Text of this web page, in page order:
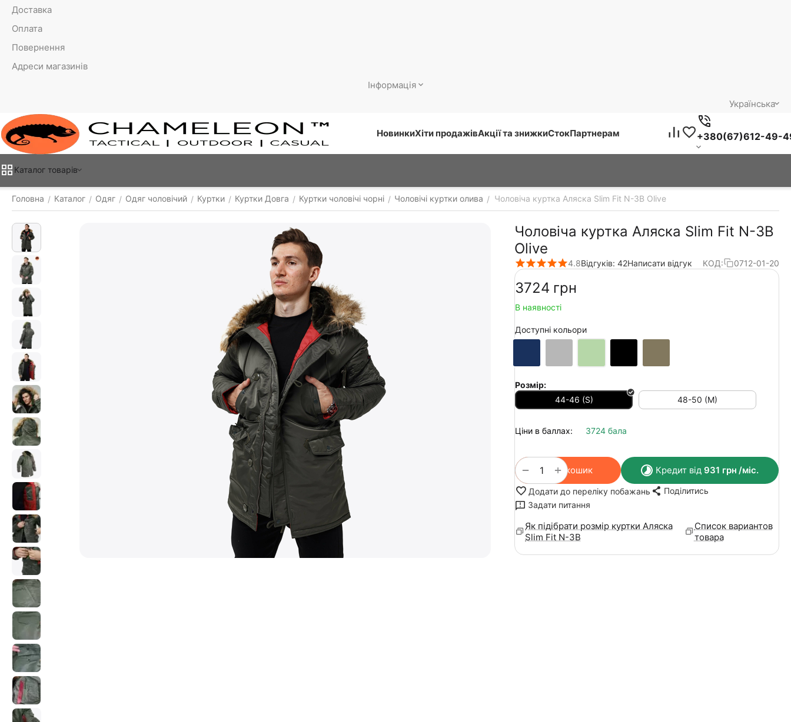
Доставка
Оплата
Повернення
Адреси магазинів
Інформація
Українська
НовинкиХіти продажівАкції та знижкиСтокПартнерам +380(67)612-49-
Каталог товарiв
Головна / Каталог / Одяг / Одяг чоловічий / Куртки / Куртки Довга / Куртки чоловічі чорні / Чоловічі куртки олива / Чоловіча куртка Аляска Slim Fit N-3B Olive
Чоловіча куртка Аляска Slim Fit N-3B
Olive
4.8Відгуків: 42Написати відгук КОД: 0712-01-20
‍3724‍ грн
В наявності
Доступні кольори
Розмір:
44-46 (S)
48-50 (M)
Ціни в баллах: 3724 бала
+
− У кошик Кредит від 931 грн /міс.
Додати до переліку побажань
Поділитись
Задати питання
Як підібрати розмір куртки Аляска
Slim Fit N-3B
Список вариантов
товара